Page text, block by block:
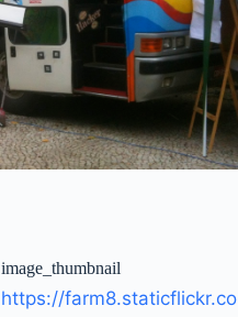
image_thumbnail
https://farm8.staticflickr.co